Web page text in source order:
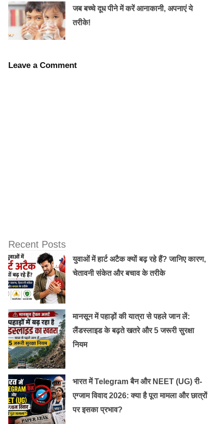
Old Random Post
उसके लिए हर चीज नई है, उसका इम्यून सिस्टम भी कमजोर है। ऐसे
में अगर आप बिना हाथ धोए बच्चे को अपनी गोद में उठा लेते हैं, तो
इससे संक्रमण का खतरा बढ़ सकता है।
बच्चे को सही ढंग से कैसे पकड़े:
नई मां के लिए अपने शिशु को संभालना किसी चुनौती से कम नही
होता। ऐसे में घर के बड़े, बुजुर्ग व्यक्ति से शिशु को गोदी में कैसे
उठाते हैं, यह सीखना चाहिए। शिशु को जब भी अपनी गोद में उठाएं,
उसकी गर्दन और सिर को सहारा अपने हाथ से सहारा देकर उठाएं।
जब बच्चे दूध पीने में करें आनाकानी, अपनाएं ये
तरीके!
Leave a Comment
Recent Posts
युवाओं में हार्ट अटैक क्यों बढ़ रहे हैं? जानिए कारण,
चेतावनी संकेत और बचाव के तरीके
मानसून में पहाड़ों की यात्रा से पहले जान लें:
लैंडस्लाइड के बढ़ते खतरे और 5 जरूरी सुरक्षा
नियम
भारत में Telegram बैन और NEET (UG) री-
एग्जाम विवाद 2026: क्या है पूरा मामला और छात्रों
पर इसका प्रभाव?